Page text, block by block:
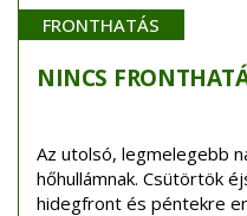
FRONTHATÁS
NINCS
Az utolsó, legmelegebb
hőhullámnak. Csütörtök
hidegfront és péntekre